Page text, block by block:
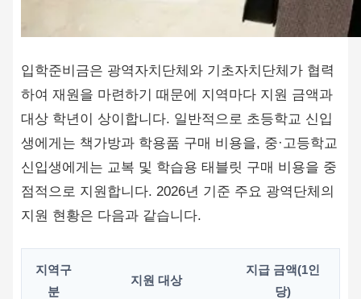
입학준비금은 광역자치단체와 기초자치단체가 협력
하여 재원을 마련하기 때문에 지역마다 지원 금액과
대상 학년이 상이합니다. 일반적으로 초등학교 신입
생에게는 책가방과 학용품 구매 비용을, 중·고등학교
신입생에게는 교복 및 학습용 태블릿 구매 비용을 중
점적으로 지원합니다. 2026년 기준 주요 광역단체의
지원 현황은 다음과 같습니다.
지역구
분
지원 대상
지급 금액(1인
당)